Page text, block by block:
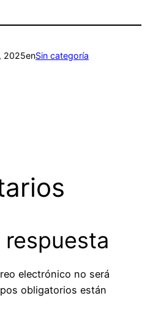
2025enSin categoría
respuesta
electrónico no será
obligatorios están